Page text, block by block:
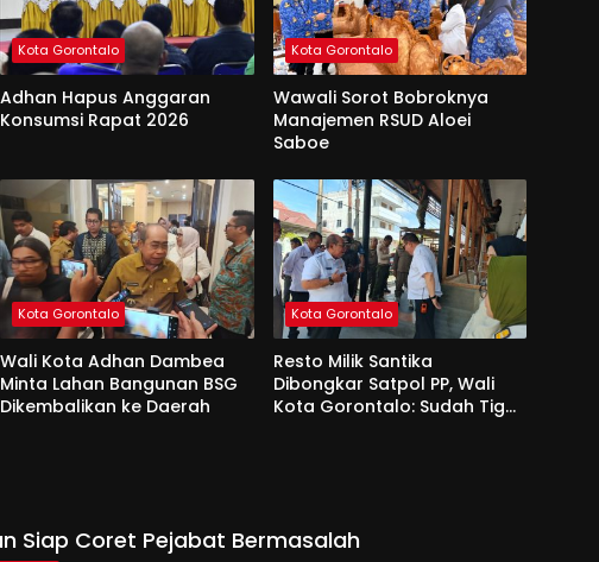
Kota Gorontalo
Adhan Hapus Anggaran
Konsumsi Rapat 2026
Kota Gorontalo
Wawali Sorot Bobroknya
Manajemen RSUD Aloei
Saboe
Kota Gorontalo
Wali Kota Adhan Dambea
Minta Lahan Bangunan BSG
Dikembalikan ke Daerah
Kota Gorontalo
Resto Milik Santika
Dibongkar Satpol PP, Wali
Kota Gorontalo: Sudah Tiga
Siap Coret Pejabat Bermasalah